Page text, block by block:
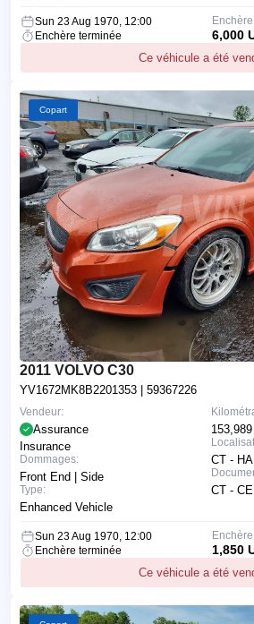
Sun 23 Aug 1970, 12:00
Enchère terminée
Ce véhicule a été
6,000
Copart
2011 VOLVO C30
YV1672MK8B2201353 | 59367226
CT -
CT -
Vendeur:
Assurance
Insurance
Dommages:
Front End | Side
Type:
Enhanced Vehicle
Sun 23 Aug 1970, 12:00
Enchère terminée
Ce véhicule a été
1,850